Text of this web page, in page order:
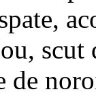
de